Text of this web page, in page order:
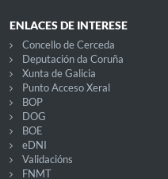
ENLACES DE INTERESE
Concello de Cerceda
Deputación da Coruña
Xunta de Galicia
Punto Acceso Xeral
BOP
DOG
BOE
eDNI
Validacións
FNMT